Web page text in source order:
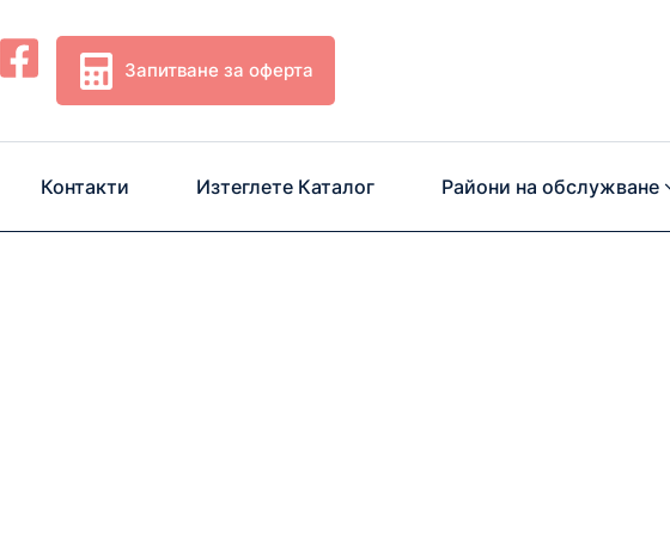
Запитване за оферта
Контакти Изтеглете Каталог Райони на обслужване